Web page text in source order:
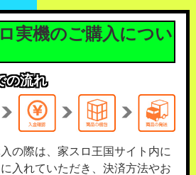
実機のご購入につい
の流れ
の際は、家スロ王国サイト内に
入れていただき、決済方法やお